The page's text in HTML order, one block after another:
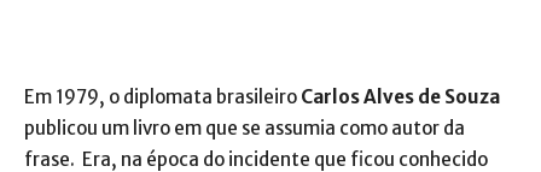
Em 1979, o diplomata brasileiro Carlos Alves de Souza
publicou um livro em que se assumia como autor da
frase. Era, na época do incidente que ficou conhecido